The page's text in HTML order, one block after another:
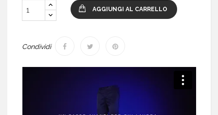
AGGIUNGI AL CARRELLO
Condividi